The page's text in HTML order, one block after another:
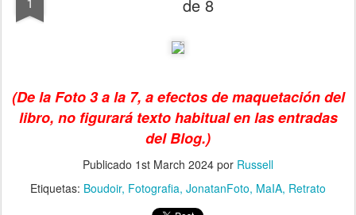
de 8
(De la Foto 3 a la 7, a efectos de maquetación del
libro, no figurará texto habitual en las entradas
del Blog.)
Publicado 1st March 2024 por Russell
Etiquetas: Boudoir Fotografia JonatanFoto MaIA Retrato